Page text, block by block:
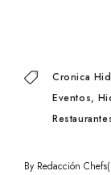
Cronica
Eventos
By Redacción